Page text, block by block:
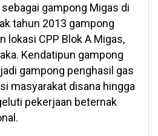
gampong Migas di
tahun 2013 gampong
lokasi CPP Blok A Migas,
Kendatipun gampong
gampong penghasil gas
masyarakat disana hingga
pekerjaan beternak